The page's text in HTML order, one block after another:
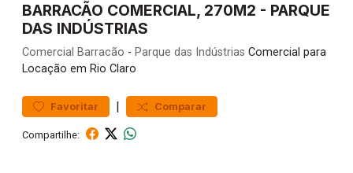
BARRACÃO COMERCIAL, 270M2 - PARQUE
DAS INDÚSTRIAS
Comercial Barracão - Parque das Indústrias Comercial para
Locação em Rio Claro
Favoritar | Comparar
Compartilhe: